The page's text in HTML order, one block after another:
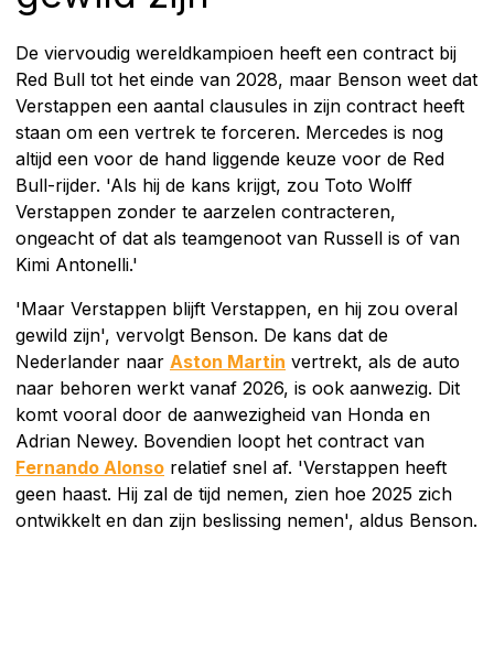
De viervoudig wereldkampioen heeft een contract bij
Red Bull tot het einde van 2028, maar Benson weet dat
Verstappen een aantal clausules in zijn contract heeft
staan om een vertrek te forceren. Mercedes is nog
altijd een voor de hand liggende keuze voor de Red
Bull-rijder. 'Als hij de kans krijgt, zou Toto Wolff
Verstappen zonder te aarzelen contracteren,
ongeacht of dat als teamgenoot van Russell is of van
Kimi Antonelli.'
'Maar Verstappen blijft Verstappen, en hij zou overal
gewild zijn', vervolgt Benson. De kans dat de
Nederlander naar Aston Martin vertrekt, als de auto
naar behoren werkt vanaf 2026, is ook aanwezig. Dit
komt vooral door de aanwezigheid van Honda en
Adrian Newey. Bovendien loopt het contract van
Fernando Alonso relatief snel af. 'Verstappen heeft
geen haast. Hij zal de tijd nemen, zien hoe 2025 zich
ontwikkelt en dan zijn beslissing nemen', aldus Benson.